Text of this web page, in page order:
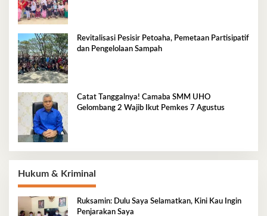
Revitalisasi Pesisir Petoaha, Pemetaan Partisipatif
dan Pengelolaan Sampah
Catat Tanggalnya! Camaba SMM UHO
Gelombang 2 Wajib Ikut Pemkes 7 Agustus
Hukum & Kriminal
Ruksamin: Dulu Saya Selamatkan, Kini Kau Ingin
Penjarakan Saya